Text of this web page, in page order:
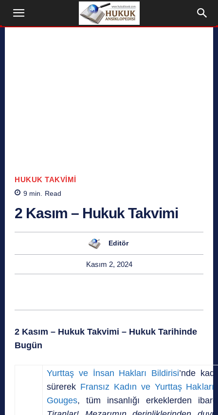
HUKUK TAKVIMI
9 min. Read
2 Kasım – Hukuk Takvimi
Editör
Kasım 2, 2024
2 Kasım – Hukuk Takvimi – Hukuk Tarihinde
Bugün
Yurttaş ve İnsan Hakları Bildirisi’nde
sürerek Fransız Kadın ve Yurttaş Hakları
Gouges, tüm insanlığı erkeklerden